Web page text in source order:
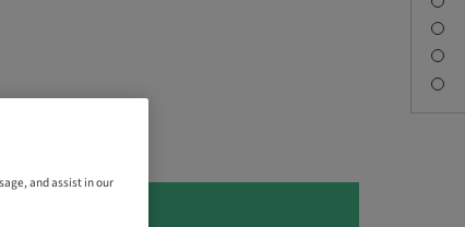
and assist in our